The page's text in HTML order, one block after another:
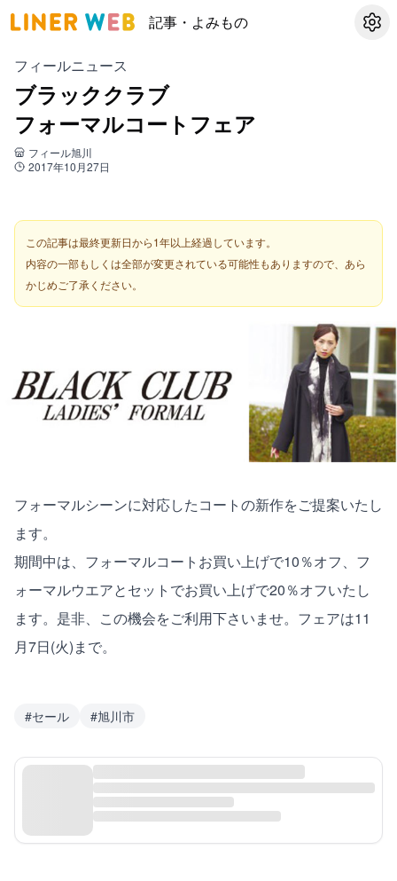
記事・よみもの 設定
フィールニュース
ブラッククラブ
フォーマルコートフェア
フィール旭川
2017年10月27日
この記事は最終更新日から1年以上経過しています。
内容の一部もしくは全部が変更されている可能性もありますので、あら
かじめご了承ください。
フォーマルシーンに対応したコートの新作をご提案いたし
ます。
期間中は、フォーマルコートお買い上げで10％オフ、フ
ォーマルウエアとセットでお買い上げで20％オフいたし
ます。是非、この機会をご利用下さいませ。フェアは11
月7日(火)まで。
#セール #旭川市